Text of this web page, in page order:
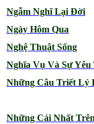
Ngẫm Nghĩ Lại Đời
Ngày Hôm Qua
Nghệ Thuật Sống
Nghĩa Vụ Và Sự
Những Câu Triết Lý
Những Cái Nhất